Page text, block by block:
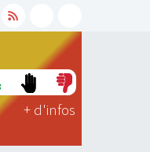
+ d'infos